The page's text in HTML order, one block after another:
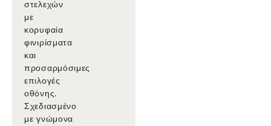
στελεχών
με
κορυφαία
φινιρίσματα
και
προσαρμόσιμες
επιλογές
οθόνης.
Σχεδιασμένο
με γνώμονα